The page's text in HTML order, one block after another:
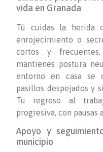
vida en Granada
Tú cuidas la herida
enrojecimiento o
cortos y
mantienes postura
entorno en casa se
pasillos despejados y
Tu regreso al
progresiva, con pausas
Apoyo y
municipio